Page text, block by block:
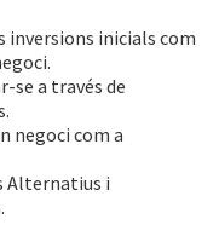
inicials com
se a través de
negoci com a
Alternatius i